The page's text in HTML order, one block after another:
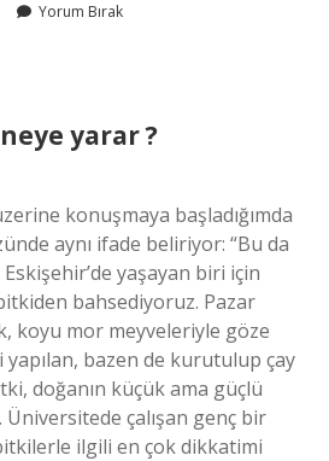
Yorum Bırak
yarar ?
konuşmaya başladığımda
aynı ifade beliriyor: “Bu da
Eskişehir’de yaşayan biri için
bahsediyoruz. Pazar
koyu mor meyveleriyle göze
bazen de kurutulup çay
doğanın küçük ama güçlü
çalışan genç bir
ilgili en çok dikkatimi